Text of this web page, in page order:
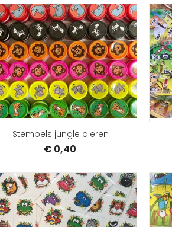
Stempels jungle dieren
€ 0,40